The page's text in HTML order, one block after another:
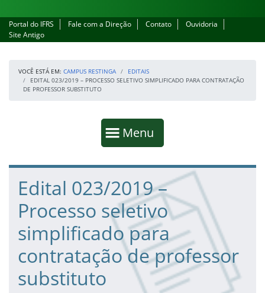
Portal do IFRS Fale com a Direção Contato
Ouvidoria
Site Antigo
VOCÊ ESTÁ EM: CAMPUS RESTINGA
EDITAIS
EDITAL 023/2019 – PROCESSO SELETIVO SIMPLIFICADO PARA CONTRATAÇÃO
DE PROFESSOR SUBSTITUTO
Mostrar
Menu
Fim da navegação
Início do conteúdo
Edital 023/2019 –
Processo seletivo
simplificado para
contratação de professor
substituto